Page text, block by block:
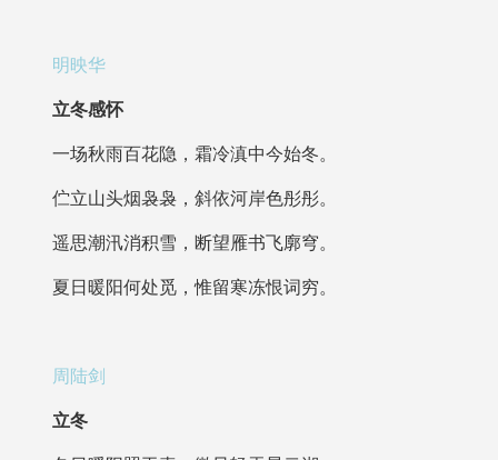
明映华
立冬感怀
一场秋雨百花隐，霜冷滇中今始冬。
伫立山头烟袅袅，斜依河岸色彤彤。
遥思潮汛消积雪，断望雁书飞廓穹。
夏日暖阳何处觅，惟留寒冻恨词穷。
周陆剑
立冬